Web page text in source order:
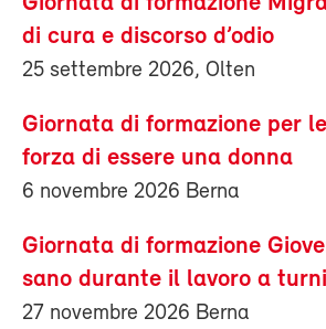
di cura e discorso d’odio
25 settembre 2026, Olten
Giornata di formazione per
forza di essere una donna
6 novembre 2026 Berna
Giornata di formazione
sano durante il lavoro a turni
27 novembre 2026 Berna